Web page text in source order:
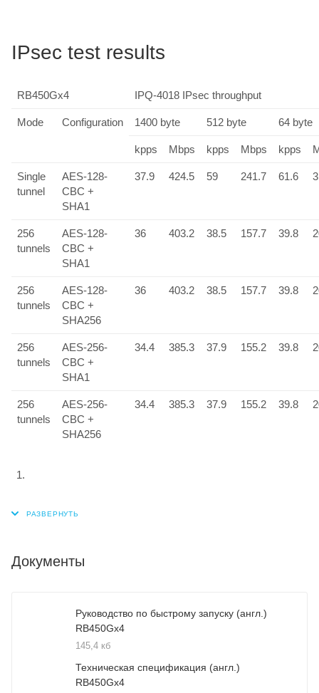
IPsec test results
RB450Gx4 IPQ-4018 IPsec throughput
Mode Configuration 1400 byte 512 byte 64 byte
kpps Mbps kpps Mbps kpps
Single
tunnel
AES-128-
CBC +
SHA1
37.9 424.5 59 241.7 61.6
256
tunnels
AES-128-
CBC +
SHA1
36 403.2 38.5 157.7 39.8
256
tunnels
AES-128-
CBC +
SHA256
36 403.2 38.5 157.7 39.8
256
tunnels
AES-256-
CBC +
SHA1
34.4 385.3 37.9 155.2 39.8
256
tunnels
AES-256-
CBC +
SHA256
34.4 385.3 37.9 155.2 39.8
Документы
Руководство по быстрому запуску (англ.)
RB450Gx4
145,4 кб
Техническая спецификация (англ.)
RB450Gx4